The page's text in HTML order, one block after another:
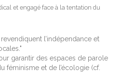
et engagé face à la tentation du
l’indépendance et
garantir des espaces de parole
féminisme et de l’écologie (cf.